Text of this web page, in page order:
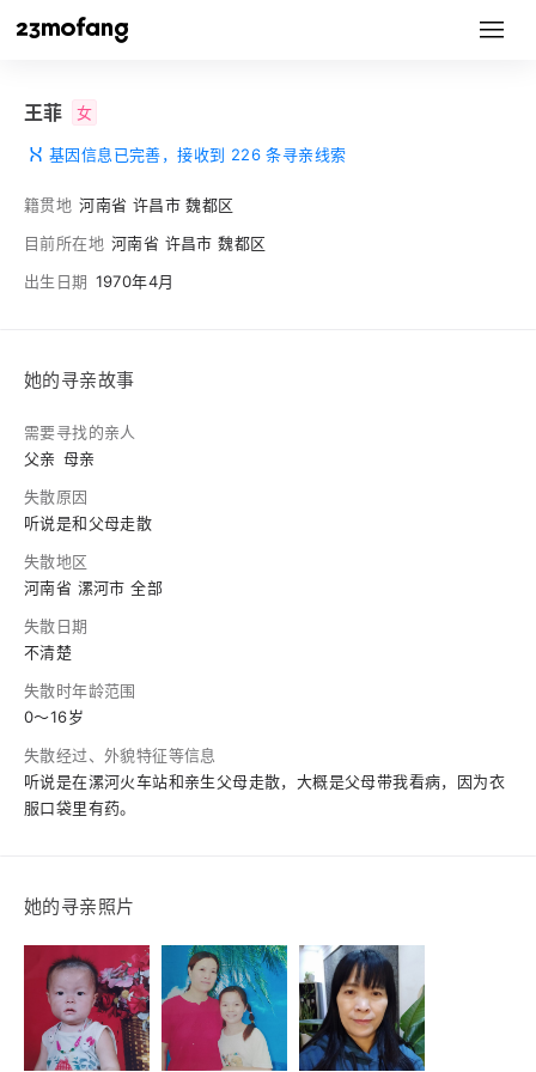
王菲 女
基因信息已完善，接收到 226 条寻亲线索
籍贯地 河南省 许昌市 魏都区
目前所在地 河南省 许昌市 魏都区
出生日期 1970年4月
她的寻亲故事
需要寻找的亲人
父亲 母亲
失散原因
听说是和父母走散
失散地区
河南省 漯河市 全部
失散日期
不清楚
失散时年龄范围
0～16岁
失散经过、外貌特征等信息
听说是在漯河火车站和亲生父母走散，大概是父母带我看病，因为衣
服口袋里有药。
她的寻亲照片